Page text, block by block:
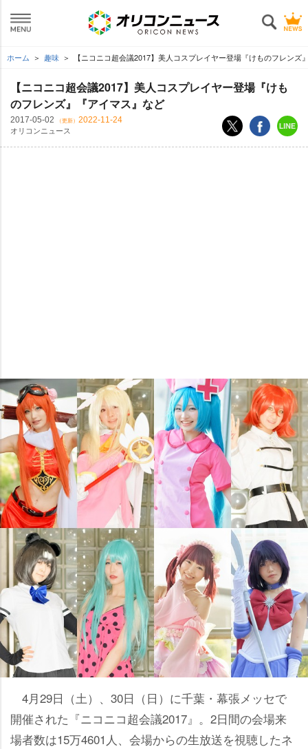
ホーム 趣味 【ニコニコ超会議2017】美人コスプレイヤー登場『けものフレンズ
【ニコニコ超会議2017】美人コスプレイヤー登場『けも
のフレンズ』『アイマス』など
2017-05-02 （更新） 2022-11-24
オリコンニュース
4月29日（土）、30日（日）に千葉・幕張メッセで
開催された『ニコニコ超会議2017』。2日間の会場来
場者数は15万4601人、会場からの生放送を視聴したネ